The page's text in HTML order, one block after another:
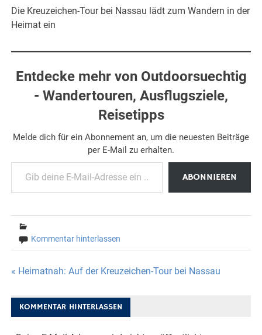
Die Kreuzeichen-Tour bei Nassau lädt zum Wandern in der
Heimat ein
Entdecke mehr von Outdoorsuechtig
- Wandertouren, Ausflugsziele,
Reisetipps
Melde dich für ein Abonnement an, um die neuesten Beiträge
per E-Mail zu erhalten.
Gib deine E-Mail-Adresse ein ...
ABONNIEREN
Kommentar hinterlassen
Beitragsnavigation
« Heimatnah: Auf der Kreuzeichen-Tour bei Nassau
KOMMENTAR HINTERLASSEN